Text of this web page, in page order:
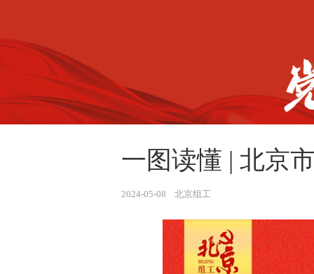
一图读懂 | 北京
2024-05-08 北京组工